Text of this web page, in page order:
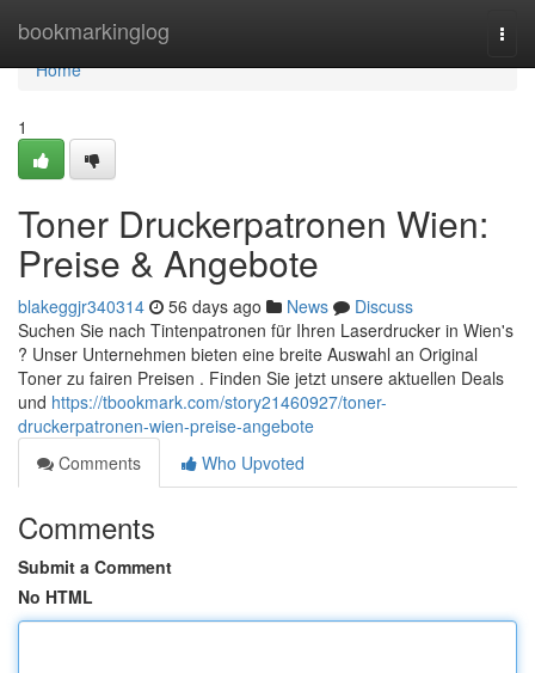
bookmarkinglog
Home
Home
1
Toner Druckerpatronen Wien:
Preise & Angebote
blakeggjr340314 56 days ago News
Discuss
Suchen Sie nach Tintenpatronen für Ihren Laserdrucker in Wien's
? Unser Unternehmen bieten eine breite Auswahl an Original
Toner zu fairen Preisen . Finden Sie jetzt unsere aktuellen Deals
und https://tbookmark.com/story21460927/toner-
druckerpatronen-wien-preise-angebote
Comments
Who Upvoted
Comments
Submit a Comment
No HTML